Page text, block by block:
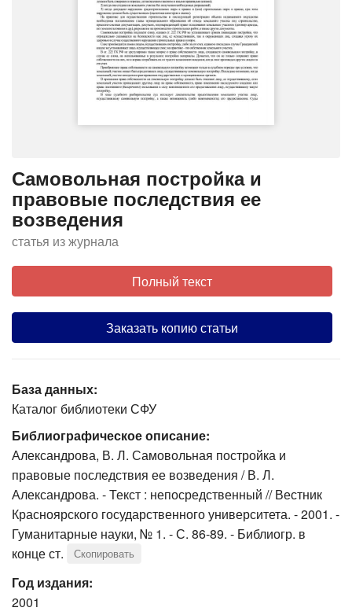
Самовольная постройка и
правовые последствия ее
возведения
статья из журнала
Полный текст
Заказать копию статьи
База данных:
Каталог библиотеки СФУ
Библиографическое описание:
Александрова, В. Л. Самовольная постройка и
правовые последствия ее возведения / В. Л.
Александрова. - Текст : непосредственный // Вестник
Красноярского государственного университета. - 2001. -
Гуманитарные науки, № 1. - С. 86-89. - Библиогр. в
конце ст.
Скопировать
Год издания:
2001